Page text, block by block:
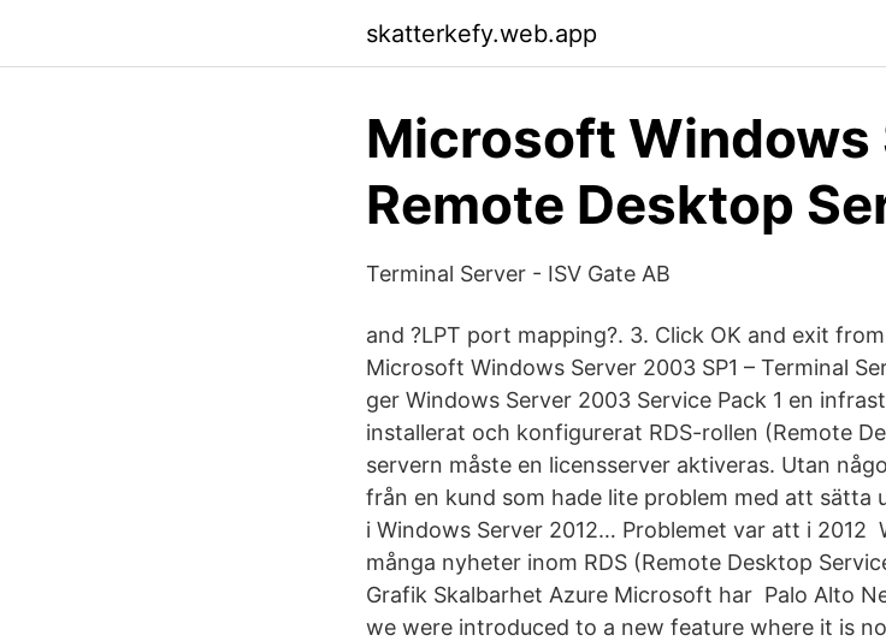
skatterkefy.web.app
Microsoft Windows
Remote Desktop
Terminal Server - ISV Gate AB
and ?LPT port mapping?. 3. Click OK and exit
Microsoft Windows Server 2003 SP1 – Terminal
ger Windows Server 2003 Service Pack 1 en
installerat och konfigurerat RDS-rollen (Remote
servern måste en licensserver aktiveras. Utan
från en kund som hade lite problem med att sätta
i Windows Server 2012… Problemet var att i 2012
många nyheter inom RDS (Remote Desktop
Grafik Skalbarhet Azure Microsoft har Palo Alto
we were introduced to a new feature where it is